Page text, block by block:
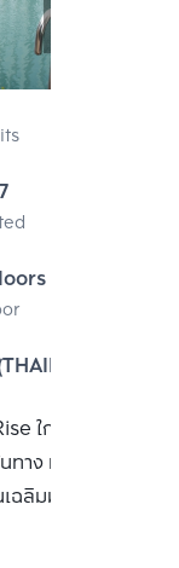
CO.,
ใกล้สถานี
าง ทั้งถนน
ลิมมหานครและ